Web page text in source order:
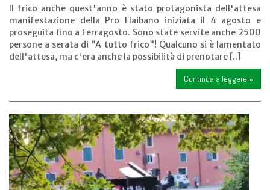
Il frico anche quest'anno è stato protagonista dell'attesa
manifestazione della Pro Flaibano iniziata il 4 agosto e
proseguita fino a Ferragosto. Sono state servite anche 2500
persone a serata di “A tutto frico”! Qualcuno si è lamentato
dell'attesa, ma c'era anche la possibilità di prenotare [..]
Continua a leggere »